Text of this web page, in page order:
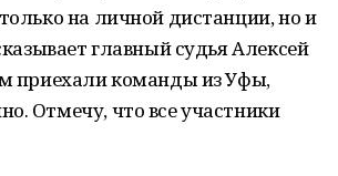
только на личной дистанции, но и
главный судья Алексей
приехали команды из Уфы,
Отмечу, что все участники